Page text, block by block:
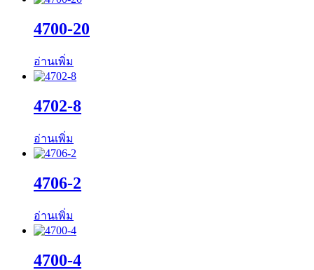
4700-20
อ่านเพิ่ม
4702-8
อ่านเพิ่ม
4706-2
อ่านเพิ่ม
4700-4